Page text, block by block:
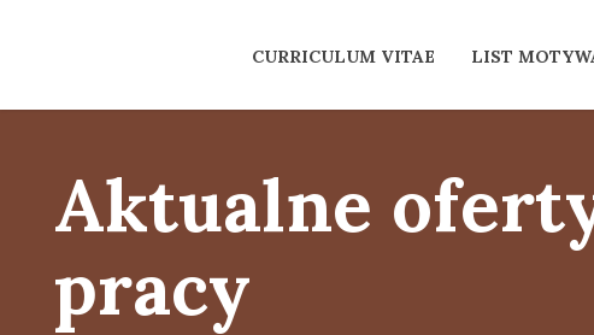
CURRICULUM VITAE LIST
Aktualne
pracy